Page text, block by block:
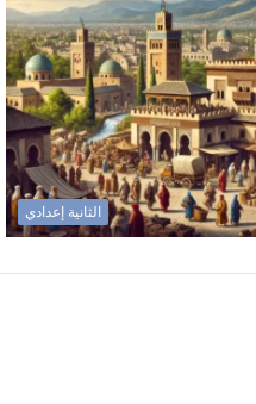
الثانية إعدادي